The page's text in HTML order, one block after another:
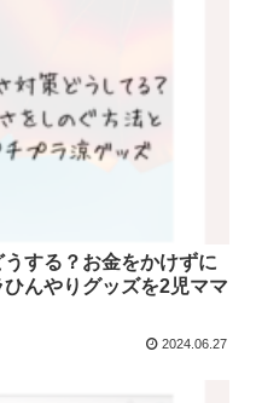
する？お金をかけずに
んやりグッズを2児ママ
2024.06.27